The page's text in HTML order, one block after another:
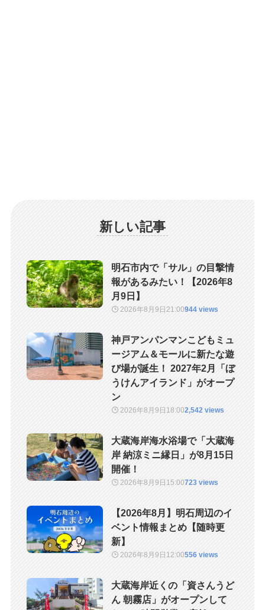
新しい記事
明石市内で「サル」の目撃情
報があるみたい！【2026年8
月9日】
2026年8月9日21:00944 views
神戸アンパンマンこどもミュ
ージアム＆モールに新たな遊
び場が誕生！ 2027年2月「ぼ
うけんアイランド」がオープ
ン
2026年8月9日 18:002,542 views
大蔵海岸海水浴場で「大蔵海
岸 納涼ミニ縁日」が8月15日
開催！
2026年8月9日 15:00723 views
【2026年8月】明石周辺のイ
ベント情報まとめ【随時更
新】
2026年8月9日 12:00556 views
大蔵海岸近くの「資さんうど
ん 朝霧店」がオープンして